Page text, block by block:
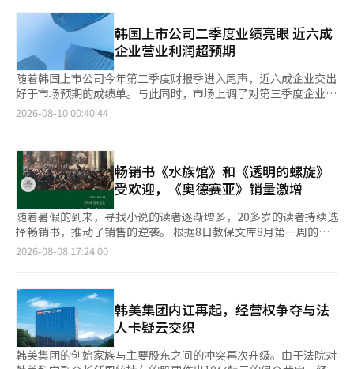
4000万件。业绩增长势头也十分迅猛，生活公司的营业额从2021
年的1.3亿韩元增长到2023年的4.93亿韩元，去年更是达到6.35亿
经济研究所的预测，韩国洗衣市场规模将从2021年的5.1万亿韩元
增长到2026年的6.6万亿韩元。其中，无接触委托服务的比例预计
将在同一时期从0.8%增加到20%。 相关行业的步伐也在加快。克
林托比亚根据单人家庭的增加，于去年2月推出了深夜收取和配送
服务。Lundrigo则通过多样化处理品类和扩大服务区域，拓展客
本报道经人工智能（AI）系统翻译与编辑。
（BLS）的工资四分位数划分，夜间和周末的工作对话中，工资上
半部分（第三、第四分位）的工作比例增加了8%，而最低的第一
分位和第二分位则分别减少了4%和11%。即使排除夜班频繁的计
算机和数学职业，再次分析后高收入群体的AI使用比例依然保持增
长。 在周末，克劳德的对话中个人用途的比例从平日的35%上升
至50%。这意味着大多数用户在周末选择放松。然而，高收入群体
在此时仍继续进行工作对话。工资最高的群体在工作对话中消耗的
代币（计算量）是最低群体的约2.07倍。AI不仅是生产力工具，更
体。 ◆越是依赖AI越乐观……不安则是初级员工的负担 值得注意
的是，AI的使用方式与未来展望之间存在相关性。安特罗皮克在4
月开始的经济指数调查中，将约9700名用户的反馈与实际的克劳
德使用记录相结合分析发现，越是将工作委托给AI的用户，工作满
意度越高，对未来一年内薪资上涨和就业稳定的预期也越乐观。
这意味着，能够将工作完全交给AI的熟练劳动者，视AI为杠杆而非
威胁。实际上，在克劳德的对话中，93%的内容都转化为实际成
果，如说明文、报告和代码等。 这些用户所感受到的收益是具体
能价值反而提高，而这一比例在将工作大量委托给AI的用户中更
高。 与普遍认为的将工作完全交给AI会减少自我学习机会的看法相
反，委托工作较多的用户中，认为“通过AI学习更多”的比例
（68%）与其他用户并无显著差异。 然而，在同一调查中，职业
初期的劳动者对AI可能取代自己工作的担忧最为明显。尽管整体受
供暖技术。10日将在济州岛公开下一代“EHS一体机”的实证现
热泵锅炉。随着政府推动供暖电气化，三星将以往以欧洲为中心的
热泵业务扩展至国内市场。 海外市场的攻势也在加快。6月，三星
电子决定向印度古尔冈的高档住宅区供应3000多台系统空调，随
后在上个月宣布将在沙特阿拉伯8个城市的100多座清真寺提供
1000多台空调解决方案。这一趋势是从家庭空调销售向建筑项目
整体供应空调系统的B2B业务扩展。 三星电子还在努力提升品牌
调展会MCE上设立展位，并首次与去年收购的Flakt集团共同展
出。 业内人士认为，三星电子近期的举措是为了追赶在空调市场
占据先机的LG电子。LG电子通过冷水机和热泵，率先发展数据中
心及商业、工业空调业务。三星的逆转策略则是通过收购和合资。
在北美，三星与Lennox建立了合资公司，以增强其分销网络和产
品竞争力，而通过收购Flakt，进一步扩大了其在大型商业设施和
数据中心中央空调领域的业务范围。 将空调业务打造成DX部门的
新增长动力是最终目标。家电业务受经济和更换需求影响较大，而
收入。人工智能数据中心的扩展也是市场增长的一个因素。 一位
业内人士表示：“LG早已将B2B空调业务发展为未来业务，三星
仅仅增加几款产品是难以缩小差距的。近期同时推进收购、技术开
发和海外订单，意味着HVAC在DX内部的优先级显著提高。”※ 本
报道经人工智能（AI）系统翻译与编辑。
韩国上市公司二季度业绩亮眼 近六成
企业营业利润超预期
随着韩国上市公司今年第二季度财报季进入尾声，近六成企业交出
好于市场预期的成绩单。与此同时，市场上调了对第三季度企业盈
利的预期，为近期经历大幅调整的韩国股市带来一定支撑。 据韩
度营业利润超出市场预期，占比达58%；另有66家、占比42%的
企业表现不及预期。 从个股来看，SK创新第二季度业绩超预期幅
度最大。该公司第二季度营业利润达3.4873万亿韩元（约合人民币
166.5亿元），较市场预期的1.5582万亿韩元高出124%。分析认
为，受美伊冲突影响，中东部分润滑油生产设施遭到破坏，全球市
场对韩国润滑油基础油的需求快速增长，加之电池业务在亚洲市场
销售扩大等因素带动下有所改善，共同推高了SK创新的盈利表
现。 HD现代第二季度营业利润达4.1246万亿韩元，较市场预期的
备及炼油等主要业务表现稳健，成为业绩增长的重要支撑。此外，
韩华系统（76.2%）、LX Hausys（75.6%）、KG
Steel（66.8%）和韩华解决方案（63.3%）的营业利润也均超出
市场预期。 从韩国综合股价指数（KOSPI）市值排名靠前的企业来
看，第二季度业绩表现出现明显分化。三星电子第二季度营业利润
达89.4924万亿韩元，较市场预期高出5.5%；SK海力士营业利润
2026-08-10 00:40:44
畅销书《水族馆》和《透明的螺旋》
受欢迎，《奥德赛亚》销量激增
随着暑假的到来，寻找小说的读者逐渐增多，20多岁的读者持续选
择畅销书，推动了销售的逆袭。 根据8日教保文库8月第一周的综
合畅销书榜单，余来赫的小说《水族馆》连续两周位居第一。 暑
Yes24上，《水族馆》也跻身综合第八位。从5月到7月，销量连续
三个月增长，较上月销量激增131.6%。 对已故作家东野圭吾作品
的追忆热潮仍在继续。《透明的螺旋》在教保文库中较上周上升两
位，位列综合第二，而在Yes24也获得综合第二的位置。《嫌疑人
X的献身》、《恶意》、《解忧杂货店》等主要作品也重新受到关
2026-08-08 17:24:00
韩美集团内讧再起，经营权争夺与法
人卡疑云交织
韩美集团的创始家族与主要股东之间的冲突再次升级。由于法院对